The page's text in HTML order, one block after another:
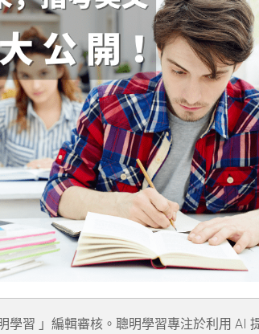
學習 」編輯審核。聰明學習專注於利用 AI